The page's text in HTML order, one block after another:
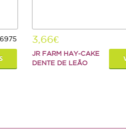
3,66€
JR FARM HAY-CAKE
DENTE DE LEÃO